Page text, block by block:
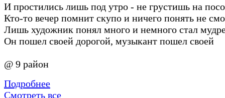
И простились лишь под утро - не грустишь на
Кто-то вечер помнит скупо и ничего понять не
Лишь художник понял много и немного стал
Он пошел своей дорогой, музыкант пошел своей
@ 9 район
Подробнее
Смотреть все